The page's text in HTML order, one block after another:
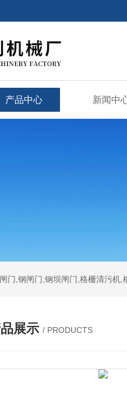
产品中心 新闻中
门,钢闸门,钢坝闸门,格栅清污机,
展示 / PRODUCTS